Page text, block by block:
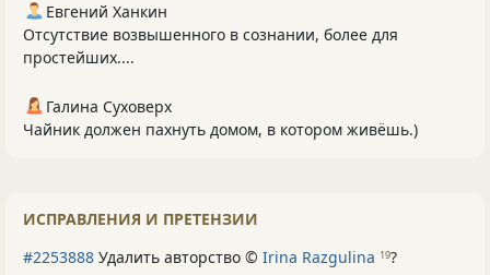
Евгений Ханкин
Отсутствие возвышенного в сознании, более для
простейших....
Галина Суховерх
Чайник должен пахнуть домом, в котором живёшь.)
ИСПРАВЛЕНИЯ И ПРЕТЕНЗИИ
#2253888 Удалить авторство © Irina Razgulina 19?